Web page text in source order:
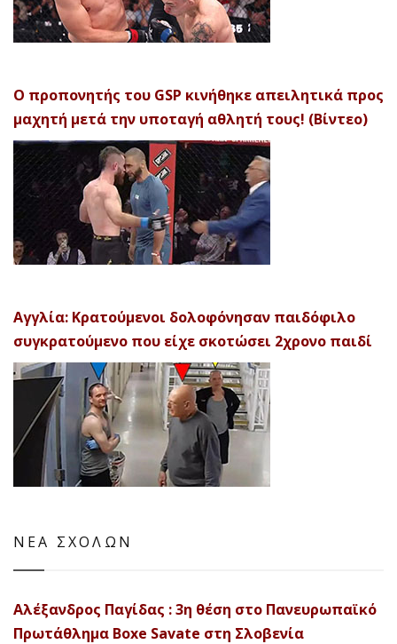
Ο προπονητής του GSP κινήθηκε απειλητικά προς
μαχητή μετά την υποταγή αθλητή τους! (Βίντεο)
Αγγλία: Κρατούμενοι δολοφόνησαν παιδόφιλο
συγκρατούμενο που είχε σκοτώσει 2χρονο παιδί
ΝΕΑ ΣΧΟΛΩΝ
Αλέξανδρος Παγίδας : 3η θέση στο Πανευρωπαϊκό
Πρωτάθλημα Boxe Savate στη Σλοβενία